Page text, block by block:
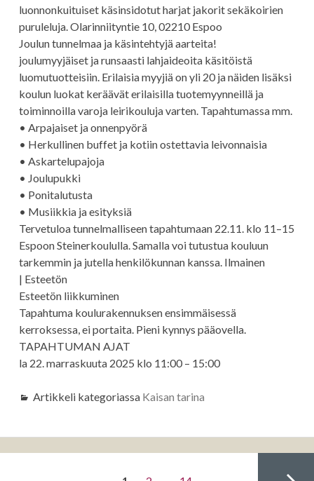
luonnonkuituiset käsinsidotut harjat jakorit sekäkoirien
puruleluja. Olarinniityntie 10, 02210 Espoo
Joulun tunnelmaa ja käsintehtyjä aarteita!
joulumyyjäiset ja runsaasti lahjaideoita käsitöistä
luomutuotteisiin. Erilaisia myyjiä on yli 20 ja näiden lisäksi
koulun luokat keräävät erilaisilla tuotemyynneillä ja
toiminnoilla varoja leirikouluja varten. Tapahtumassa mm.
• Arpajaiset ja onnenpyörä
• Herkullinen buffet ja kotiin ostettavia leivonnaisia
• Askartelupajoja
• Joulupukki
• Ponitalutusta
• Musiikkia ja esityksiä
Tervetuloa tunnelmalliseen tapahtumaan 22.11. klo 11–15
Espoon Steinerkoululla. Samalla voi tutustua kouluun
tarkemmin ja jutella henkilökunnan kanssa. Ilmainen
| Esteetön
Esteetön liikkuminen
Tapahtuma koulurakennuksen ensimmäisessä
kerroksessa, ei portaita. Pieni kynnys pääovella.
TAPAHTUMAN AJAT
la 22. marraskuuta 2025 klo 11:00 – 15:00
Artikkeli kategoriassa Kaisan tarina